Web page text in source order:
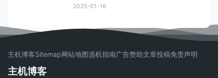
络专门针对中国大陆做了优化，带宽达到
商。它能够提供南非、俄罗斯和日本机房的
VPS以及独立服务器租用服务。这里面南非
和俄罗斯的机房是CN2 GIA线路呢。 官网截
2025-01-16
主机博客Sitemap网站地图选机指南广告赞助文章投稿免责声明
主机博客